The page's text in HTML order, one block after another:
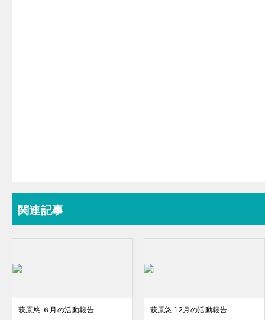
関連記事
萩原悠 ６月の活動報告 萩原悠 12月の活動報告